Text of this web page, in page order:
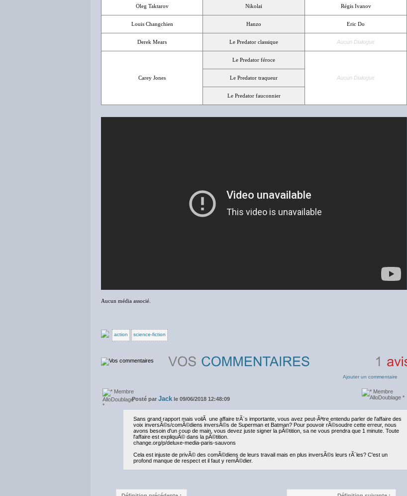
Oleg Taktarov Nikolai Régis Ivanov
Louis Changchien Hanzo Eric Do
Derek Mears Le Predator classique Aucun Dialogue
Carey Jones
Le Predator féroce
Aucun Dialogue
Le Predator traqueur
Le Predator fauconnier
Aucun média associé.
action science-fiction
Ajouter un commentaire
Posté par Jack le 09/06/2018 12:48:09
Sans grand rapport mais voilÃ une affaire trÃ¨s importante, vous avez peut-Ãªtre entendu parler de l'affaire des
voix inversÃ©s/comÃ©diens inversÃ©s de Superman et Batman? Pour pouvoir rÃ©soudre cette erreur, nous
avons besoin d'un coup de main, vous devez juste signer la pÃ©tition, sa ne vous prendra que 1 minute. Toute
l'affaire est expliquÃ© dans la pÃ©tition.
change.org/p/deluxe-media-paris-sauvons
Cela est injuste de privÃ© des comÃ©diens de leurs travail mais en plus inversÃ©s leurs rÃ´les? C'est un
profond manque de respect et il faut y remÃ©dier.